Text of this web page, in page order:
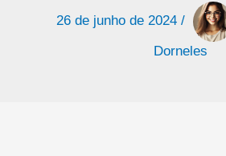
26 de junho de 2024 /
Dorneles